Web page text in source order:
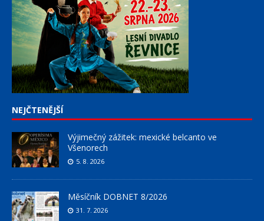
NEJČTENĚJŠÍ
Výjimečný zážitek: mexické belcanto ve
Všenorech
5. 8. 2026
Měsíčník DOBNET 8/2026
31. 7. 2026